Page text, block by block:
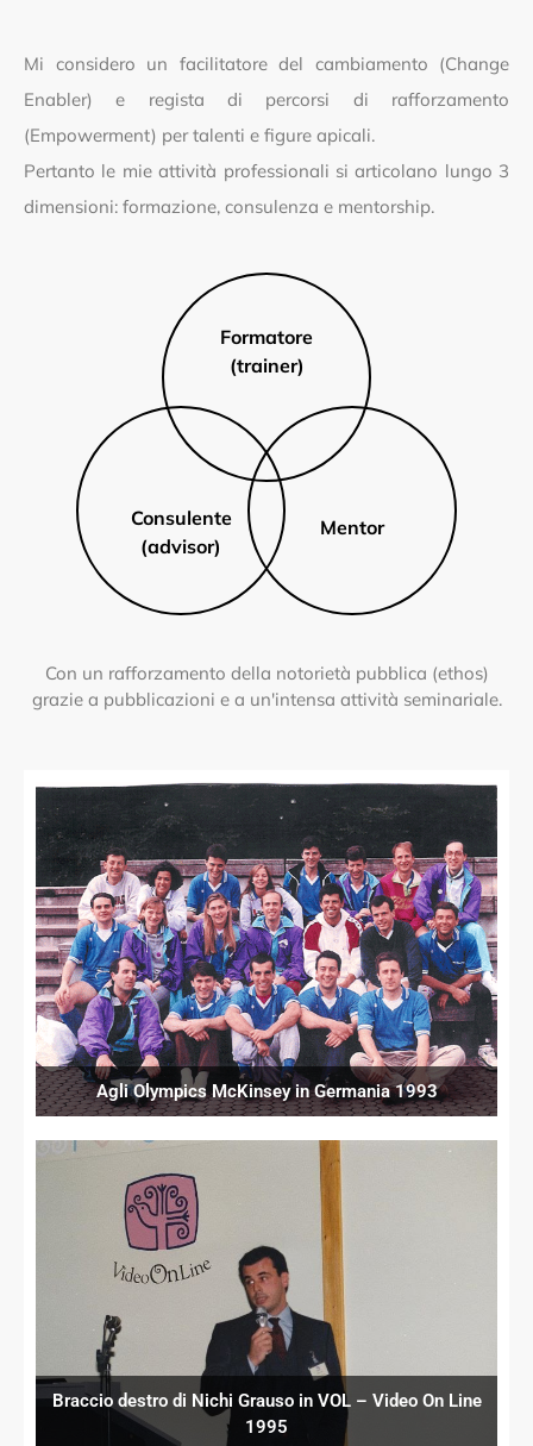
Mi considero un facilitatore del cambiamento (Change
Enabler) e regista di percorsi di rafforzamento
(Empowerment) per talenti e figure apicali.
Pertanto le mie attività professionali si articolano lungo 3
dimensioni: formazione, consulenza e mentorship.
Formatore
(trainer)
Consulente
(advisor)
Mentor
Con un rafforzamento della notorietà pubblica (ethos)
grazie a pubblicazioni e a un'intensa attività seminariale.
Agli Olympics McKinsey in Germania 1993
Braccio destro di Nichi Grauso in VOL – Video On Line
1995